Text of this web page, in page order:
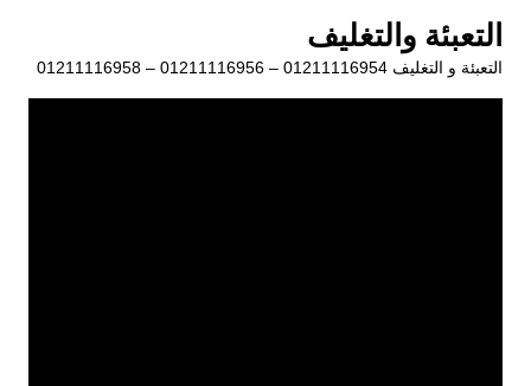
المحتوى
التعبئة والتغليف
التعبئة و التغليف 01211116954 – 01211116956 – 01211116958